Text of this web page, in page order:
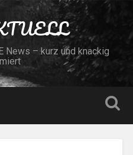
News – kurz und knackig